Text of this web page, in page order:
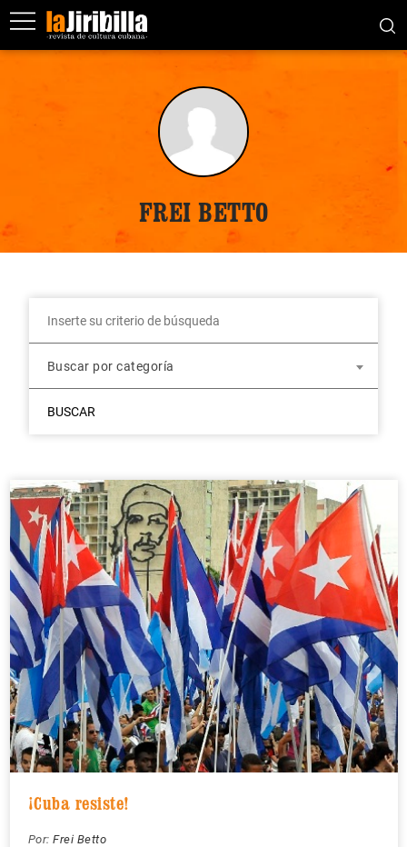
FREI BETTO
Buscar por categoría
BUSCAR
¡Cuba resiste!
Por: Frei Betto